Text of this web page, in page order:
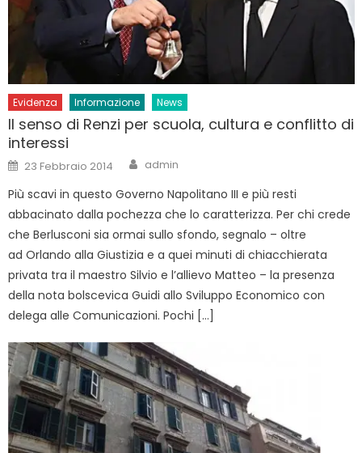
Evidenza Informazione News
Il senso di Renzi per scuola, cultura e conflitto di
interessi
Posted
on
23 Febbraio 2014 Author
admin
Più scavi in questo Governo Napolitano III e più resti
abbacinato dalla pochezza che lo caratterizza. Per chi crede
che Berlusconi sia ormai sullo sfondo, segnalo – oltre
ad Orlando alla Giustizia e a quei minuti di chiacchierata
privata tra il maestro Silvio e l’allievo Matteo – la presenza
della nota bolscevica Guidi allo Sviluppo Economico con
delega alle Comunicazioni. Pochi […]